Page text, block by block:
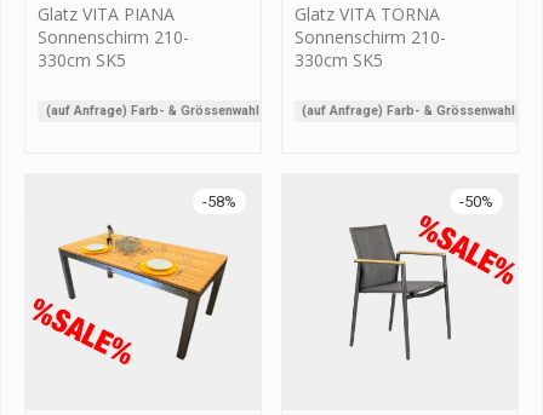
(auf Anfrage) Farb- & Grössenwahl
Glatz VITA PIANA
Sonnenschirm 210-
330cm SK5
(auf Anfrage) Farb- & Grössenwahl
Glatz VITA TORNA
Sonnenschirm 210-
330cm SK5
-58% -50%